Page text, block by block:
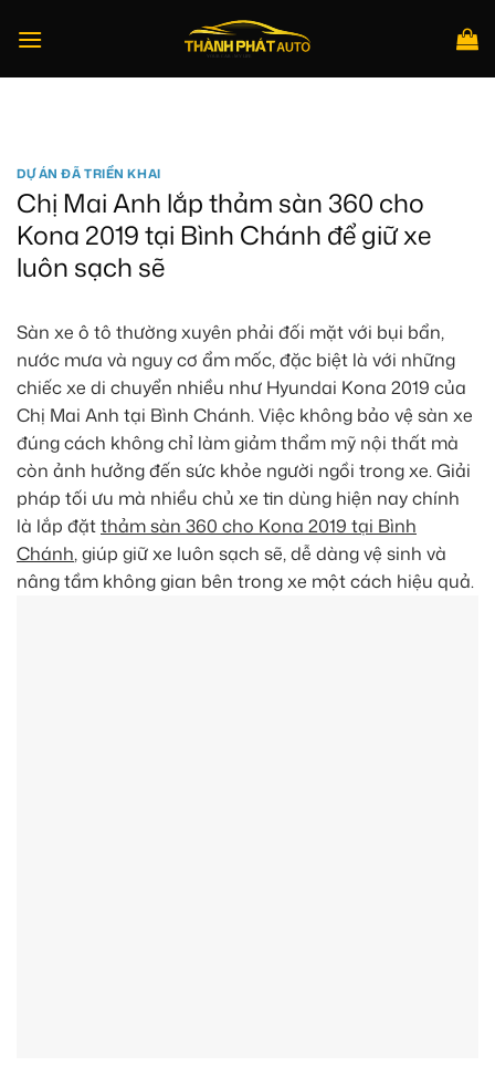
qua
DỰ ÁN ĐÃ TRIỂN KHAI
Chị Mai Anh lắp thảm sàn 360 cho
Kona 2019 tại Bình Chánh để giữ xe
luôn sạch sẽ
Sàn xe ô tô thường xuyên phải đối mặt với bụi bẩn,
nước mưa và nguy cơ ẩm mốc, đặc biệt là với những
chiếc xe di chuyển nhiều như Hyundai Kona 2019 của
Chị Mai Anh tại Bình Chánh. Việc không bảo vệ sàn xe
đúng cách không chỉ làm giảm thẩm mỹ nội thất mà
còn ảnh hưởng đến sức khỏe người ngồi trong xe. Giải
pháp tối ưu mà nhiều chủ xe tin dùng hiện nay chính
là lắp đặtthảm sàn 360 cho Kona 2019 tại Bình
Chánh, giúp giữ xe luôn sạch sẽ, dễ dàng vệ sinh và
nâng tầm không gian bên trong xe một cách hiệu quả.